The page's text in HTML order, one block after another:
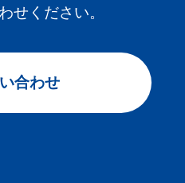
せください。
合わせ